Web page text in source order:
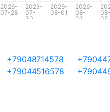
2026-
07-28
2026-
07-
30
2026-
08-01
2026-
08-
03
08-
05
+79048714578
+79044516578